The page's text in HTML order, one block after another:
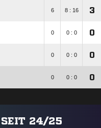
6 8 : 16 3
0 0 : 0 0
0 0 : 0 0
0 0 : 0 0
SEIT 24/25